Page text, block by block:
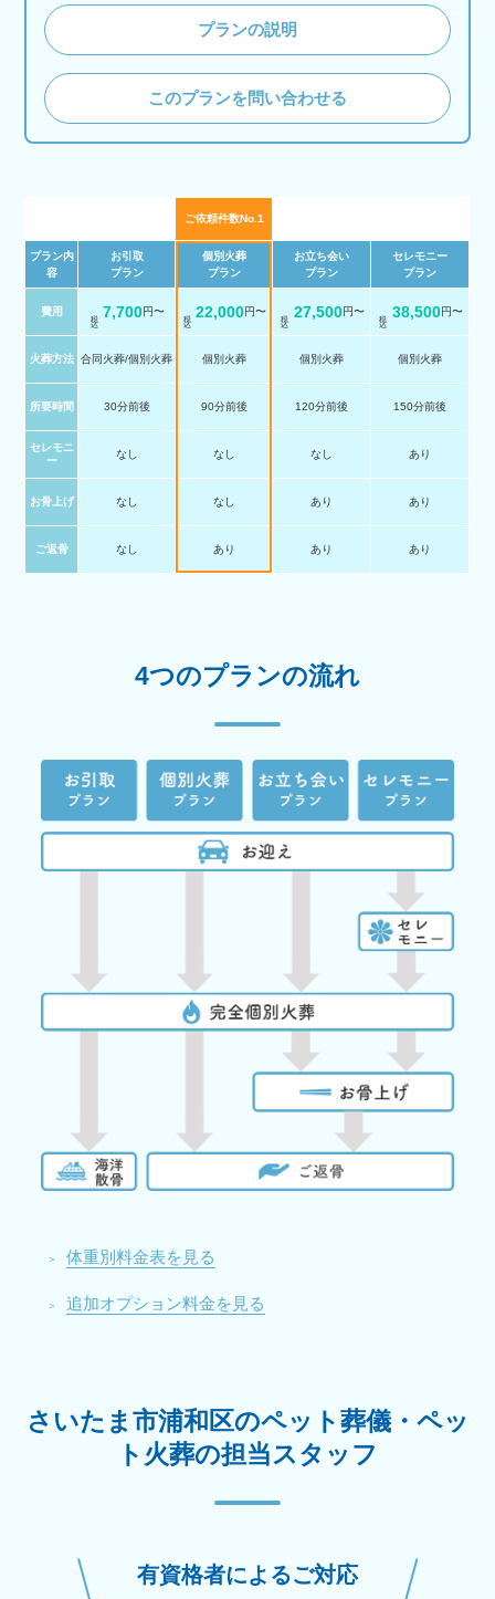
プランの説明
このプランを問い合わせる
ご依頼件数No.1
プラン内
容
お引取
プラン
個別火葬
プラン
お立ち会い
プラン
セレモニー
プラン
費用 7,700円〜 22,000円〜 27,500円〜 38,500円〜
火葬方法 合同火葬/個別火葬 個別火葬 個別火葬 個別火葬
所要時間 30分前後 90分前後 120分前後 150分前後
セレモニ
ー
なし なし なし あり
お骨上げ なし なし あり あり
ご返骨 なし あり あり あり
4つのプランの流れ
体重別料金表を見る
追加オプション料金を見る
さいたま市浦和区のペット葬儀・ペッ
ト火葬の担当スタッフ
有資格者によるご対応